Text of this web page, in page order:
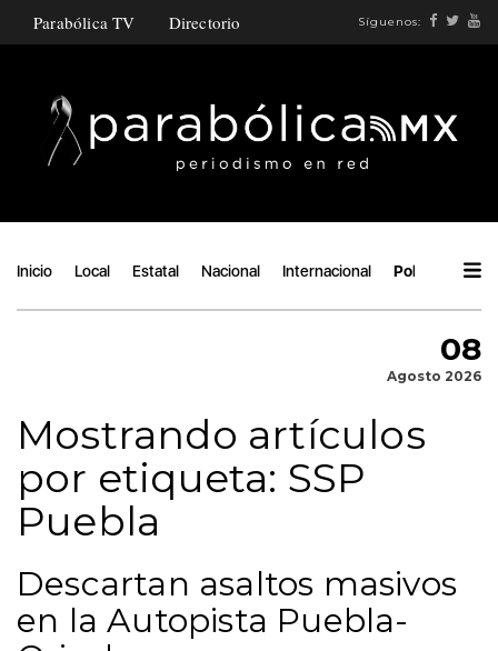
Parabólica TV Directorio Síguenos:
Inicio Local Estatal Nacional Internacional Política
08
Agosto 2026
Mostrando artículos
por etiqueta: SSP
Puebla
Descartan asaltos masivos
en la Autopista Puebla-